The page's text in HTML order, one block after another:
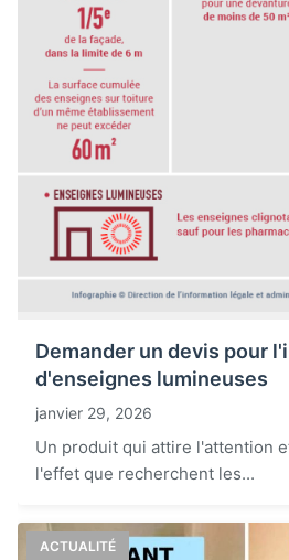
Demander un devis pour
d'enseignes lumineuses
janvier 29, 2026
Un produit qui attire l'attention
l'effet que recherchent les...
ACTUALITÉ